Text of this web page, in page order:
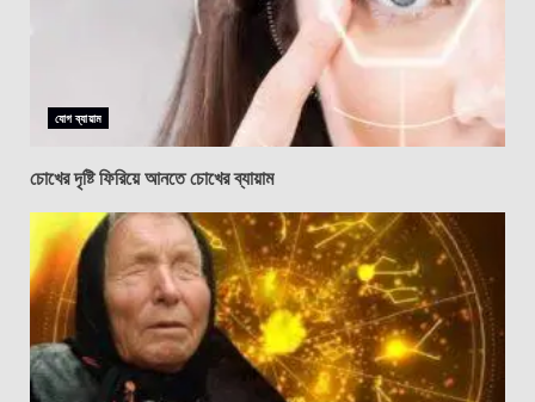
যোগ ব্যায়াম
চোখের দৃষ্টি ফিরিয়ে আনতে চোখের ব্যায়াম